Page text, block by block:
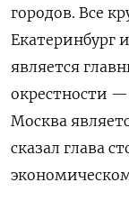
городов. Все
Екатеринбург
является
окрестности
Москва
сказал глава